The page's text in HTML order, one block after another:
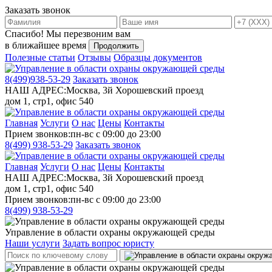
Заказать звонок
Спасибо! Мы перезвоним вам
в ближайшее время
Продолжить
Полезные статьи Отзывы Образцы документов
8(499)938-53-29 Заказать звонок
НАШ АДРЕС:Москва, 3й Хорошевский проезд
дом 1, стр1, офис 540
Главная Услуги О нас Цены Контакты
Прием звонков:пн-вс с 09:00 до 23:00
8(499) 938-53-29 Заказать звонок
Главная Услуги О нас Цены Контакты
НАШ АДРЕС:Москва, 3й Хорошевский проезд
дом 1, стр1, офис 540
Прием звонков:пн-вс с 09:00 до 23:00
8(499) 938-53-29
Управление в области охраны окружающей среды
Наши услуги Задать вопрос юристу